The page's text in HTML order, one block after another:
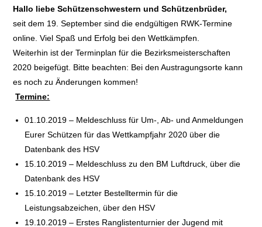
Hallo liebe Schützenschwestern und Schützenbrüder,
seit dem 19. September sind die endgültigen RWK-Termine
online. Viel Spaß und Erfolg bei den Wettkämpfen.
Weiterhin ist der Terminplan für die Bezirksmeisterschaften
2020 beigefügt. Bitte beachten: Bei den Austragungsorte kann
es noch zu Änderungen kommen!
Termine:
01.10.2019 – Meldeschluss für Um-, Ab- und Anmeldungen
Eurer Schützen für das Wettkampfjahr 2020 über die
Datenbank des HSV
15.10.2019 – Meldeschluss zu den BM Luftdruck, über die
Datenbank des HSV
15.10.2019 – Letzter Bestelltermin für die
Leistungsabzeichen, über den HSV
19.10.2019 – Erstes Ranglistenturnier der Jugend mit